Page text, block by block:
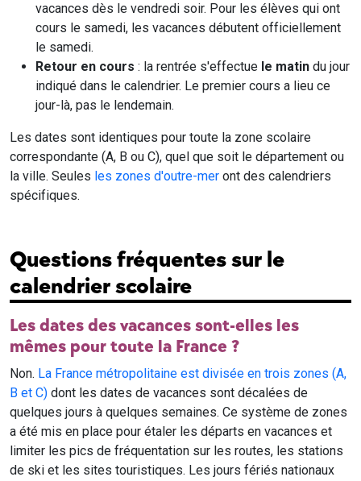
vacances dès le vendredi soir. Pour les élèves qui ont
cours le samedi, les vacances débutent officiellement
le samedi.
Retour en cours : la rentrée s'effectue le matin du jour
indiqué dans le calendrier. Le premier cours a lieu ce
jour-là, pas le lendemain.
Les dates sont identiques pour toute la zone scolaire
correspondante (A, B ou C), quel que soit le département ou
la ville. Seules les zones d'outre-mer ont des calendriers
spécifiques.
Questions fréquentes sur le
calendrier scolaire
Les dates des vacances sont-elles les
mêmes pour toute la France ?
Non. La France métropolitaine est divisée en trois zones (A,
B et C) dont les dates de vacances sont décalées de
quelques jours à quelques semaines. Ce système de zones
a été mis en place pour étaler les départs en vacances et
limiter les pics de fréquentation sur les routes, les stations
de ski et les sites touristiques. Les jours fériés nationaux